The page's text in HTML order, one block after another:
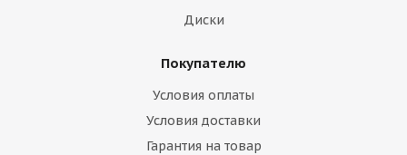
Диски
Покупателю
Условия оплаты
Условия доставки
Гарантия на товар